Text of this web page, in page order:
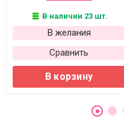
В наличии 23 шт.
В желания
Сравнить
В корзину